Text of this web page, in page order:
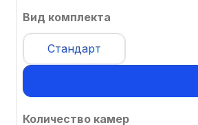
Вид комплекта
Стандарт
Количество камер